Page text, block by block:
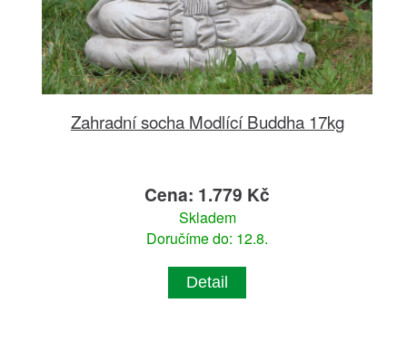
Zahradní socha Modlící Buddha 17kg
Cena: 1.779 Kč
Skladem
Doručíme do: 12.8.
Detail